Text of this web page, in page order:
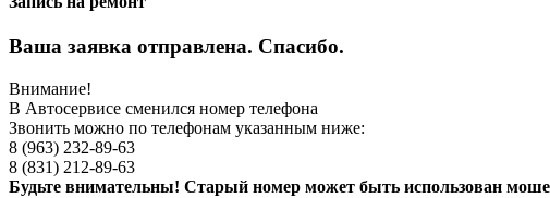
Ваша заявка отправлена. Спасибо.
Внимание!
В Автосервисе сменился номер телефона
Звонить можно по телефонам указанным ниже:
8 (963) 232-89-63
8 (831) 212-89-63
Будьте внимательны! Старый номер может быть использован